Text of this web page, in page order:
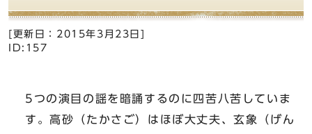
[更新日： 2015年3月23日
ID:157
5つの演目の謡を暗誦するのに四苦八苦していま
す。高砂（たかさご）はほぼ大丈夫、玄象（げん